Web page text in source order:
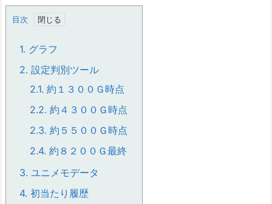
目次
1. グラフ
2. 設定判別ツール
2.1. 約１３００Ｇ時点
2.2. 約４３００Ｇ時点
2.3. 約５５００Ｇ時点
2.4. 約８２００Ｇ最終
3. ユニメモデータ
4. 初当たり履歴